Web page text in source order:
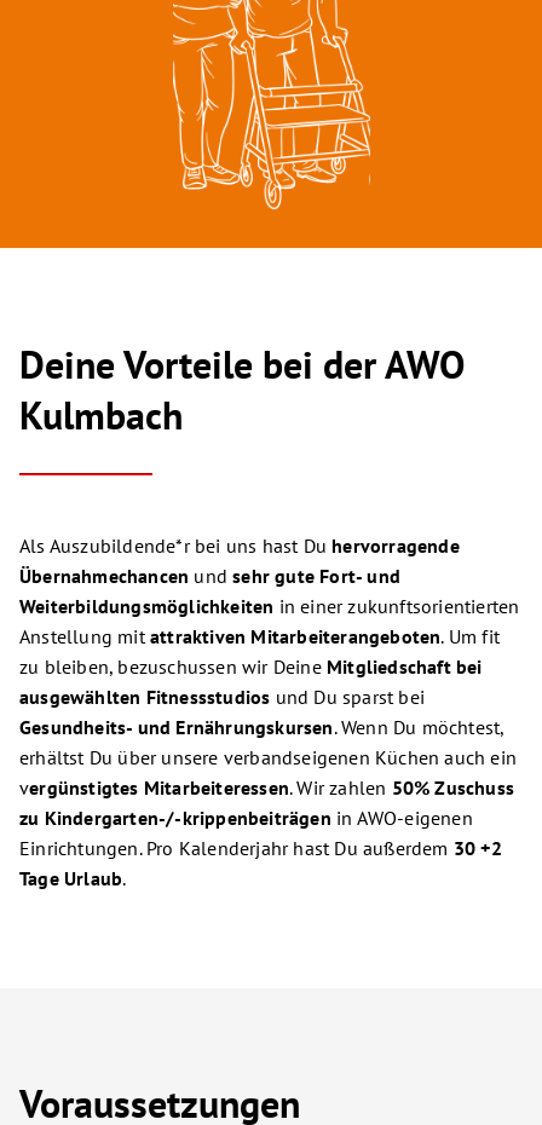
Deine Vorteile bei der AWO
Kulmbach
Als Auszubildende*r bei uns hast Duhervorragende
Übernahmechancen undsehr gute Fort- und
Weiterbildungsmöglichkeiten in einer zukunftsorientierten
Anstellung mit attraktiven Mitarbeiterangeboten. Um fit
zu bleiben, bezuschussen wir Deine Mitgliedschaft bei
ausgewählten Fitnessstudios und Du sparst bei
Gesundheits- und Ernährungskursen. Wenn Du möchtest,
erhältst Du über unsere verbandseigenen Küchen auch ein
vergünstigtes Mitarbeiteressen. Wir zahlen 50% Zuschuss
zu Kindergarten-/-krippenbeiträgen in AWO-eigenen
Einrichtungen. Pro Kalenderjahr hast Du außerdem 30 +2
Tage Urlaub.
Voraussetzungen